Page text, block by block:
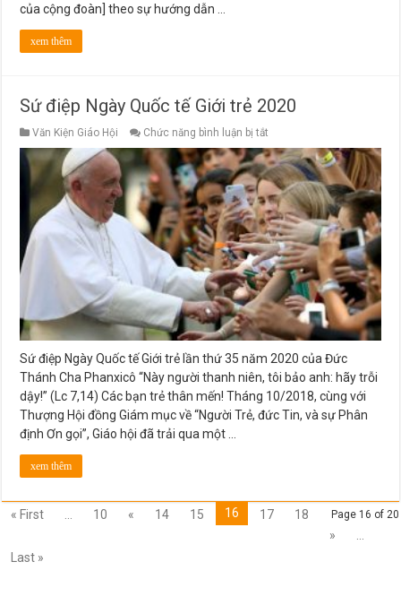
của cộng đoàn] theo sự hướng dẫn …
xem thêm
Sứ điệp Ngày Quốc tế Giới trẻ 2020
Văn Kiện Giáo Hội Chức năng bình luận bị tắt
điệp
Ngày
Quốc
tế
Giới
trẻ
2020
Sứ điệp Ngày Quốc tế Giới trẻ lần thứ 35 năm 2020 của Đức
Thánh Cha Phanxicô “Này người thanh niên, tôi bảo anh: hãy trỗi
dậy!” (Lc 7,14) Các bạn trẻ thân mến! Tháng 10/2018, cùng với
Thượng Hội đồng Giám mục về “Người Trẻ, đức Tin, và sự Phân
định Ơn gọi”, Giáo hội đã trải qua một …
xem thêm
Page 16 of 20
« First 10 « 14 15 16 17
18
»
Last »